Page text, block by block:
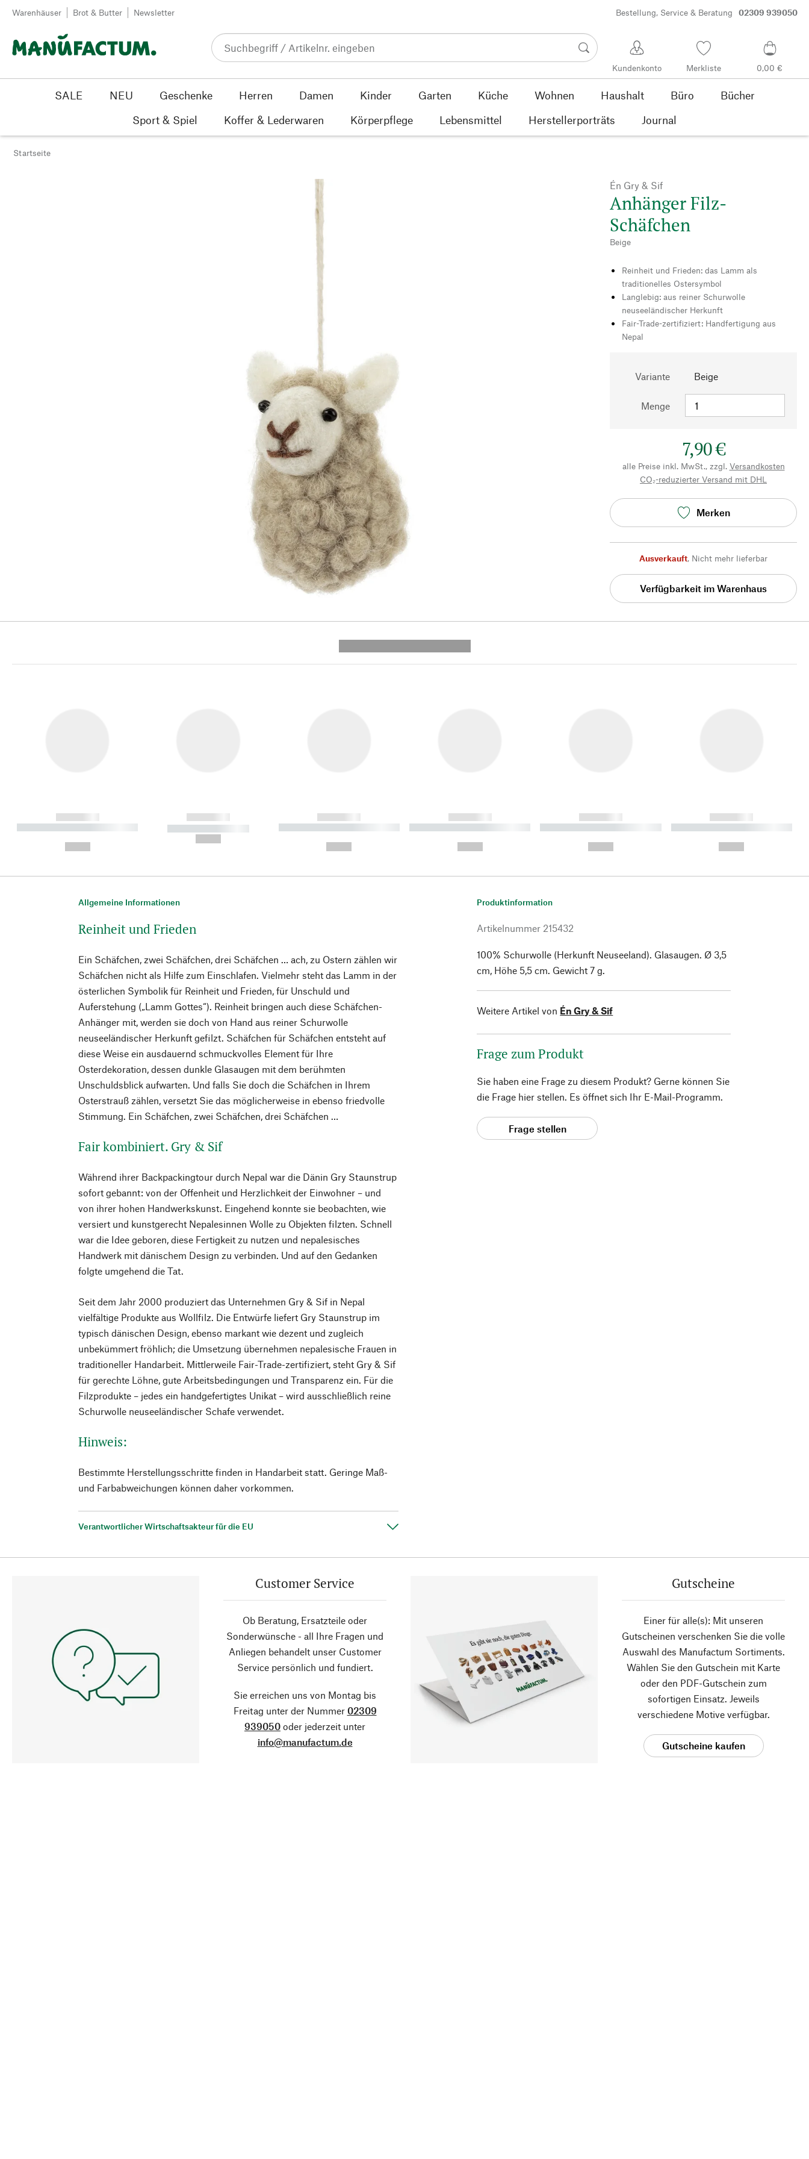
Zum Inhalt springen
Warenhäuser Brot & Butter Newsletter Bestellung, Service & Beratung 02309 939050
Kundenkonto Merkliste 0,00 €
SALE NEU Geschenke Herren Damen Kinder Garten Küche Wohnen Haushalt Büro
Bücher
Sport & Spiel
Koffer & Lederwaren Körperpflege Lebensmittel Herstellerporträts Journal
Startseite
Én Gry & Sif
Anhänger Filz-
Schäfchen
Beige
Reinheit und Frieden: das Lamm als
traditionelles Ostersymbol
Langlebig: aus reiner Schurwolle
neuseeländischer Herkunft
Fair-Trade-zertifiziert: Handfertigung aus
Nepal
Variante Beige
Menge
7,90 €
alle Preise inkl. MwSt., zzgl. Versandkosten
CO₂-reduzierter Versand mit DHL
Merken
Ausverkauft, Nicht mehr lieferbar
Verfügbarkeit im Warenhaus
------------
----------- ----------- ----------
------------
----------- -----------
------------
----------- ----------- ----------
------------
----------- ----------- ----------
------------
----------- ----------- ----------
------------
----------- ----------- ----------
Allgemeine Informationen
Reinheit und Frieden
Ein Schäfchen, zwei Schäfchen, drei Schäfchen … ach, zu Ostern zählen wir
Schäfchen nicht als Hilfe zum Einschlafen. Vielmehr steht das Lamm in der
österlichen Symbolik für Reinheit und Frieden, für Unschuld und
Auferstehung („Lamm Gottes“). Reinheit bringen auch diese Schäfchen-
Anhänger mit, werden sie doch von Hand aus reiner Schurwolle
neuseeländischer Herkunft gefilzt. Schäfchen für Schäfchen entsteht auf
diese Weise ein ausdauernd schmuckvolles Element für Ihre
Osterdekoration, dessen dunkle Glasaugen mit dem berühmten
Unschuldsblick aufwarten. Und falls Sie doch die Schäfchen in Ihrem
Osterstrauß zählen, versetzt Sie das möglicherweise in ebenso friedvolle
Stimmung. Ein Schäfchen, zwei Schäfchen, drei Schäfchen …
Fair kombiniert. Gry & Sif
Während ihrer Backpackingtour durch Nepal war die Dänin Gry Staunstrup
sofort gebannt: von der Offenheit und Herzlichkeit der Einwohner – und
von ihrer hohen Handwerkskunst. Eingehend konnte sie beobachten, wie
versiert und kunstgerecht Nepalesinnen Wolle zu Objekten filzten. Schnell
war die Idee geboren, diese Fertigkeit zu nutzen und nepalesisches
Handwerk mit dänischem Design zu verbinden. Und auf den Gedanken
folgte umgehend die Tat.
Seit dem Jahr 2000 produziert das Unternehmen Gry & Sif in Nepal
vielfältige Produkte aus Wollfilz. Die Entwürfe liefert Gry Staunstrup im
typisch dänischen Design, ebenso markant wie dezent und zugleich
unbekümmert fröhlich; die Umsetzung übernehmen nepalesische Frauen in
traditioneller Handarbeit. Mittlerweile Fair-Trade-zertifiziert, steht Gry & Sif
für gerechte Löhne, gute Arbeitsbedingungen und Transparenz ein. Für die
Filzprodukte – jedes ein handgefertigtes Unikat – wird ausschließlich reine
Schurwolle neuseeländischer Schafe verwendet.
Hinweis:
Bestimmte Herstellungsschritte finden in Handarbeit statt. Geringe Maß-
und Farbabweichungen können daher vorkommen.
Verantwortlicher Wirtschaftsakteur für die EU
Produktinformation
Artikelnummer 215432
100% Schurwolle (Herkunft Neuseeland). Glasaugen. Ø 3,5
cm, Höhe 5,5 cm. Gewicht 7 g.
Weitere Artikel von Én Gry & Sif
Frage zum Produkt
Sie haben eine Frage zu diesem Produkt? Gerne können Sie
die Frage hier stellen. Es öffnet sich Ihr E-Mail-Programm.
Frage stellen
Customer Service
Ob Beratung, Ersatzteile oder
Sonderwünsche - all Ihre Fragen und
Anliegen behandelt unser Customer
Service persönlich und fundiert.
Sie erreichen uns von Montag bis
Freitag unter der Nummer 02309
939050 oder jederzeit unter
info@manufactum.de
Gutscheine
Einer für alle(s): Mit unseren
Gutscheinen verschenken Sie die volle
Auswahl des Manufactum Sortiments.
Wählen Sie den Gutschein mit Karte
oder den PDF-Gutschein zum
sofortigen Einsatz. Jeweils
verschiedene Motive verfügbar.
Gutscheine kaufen